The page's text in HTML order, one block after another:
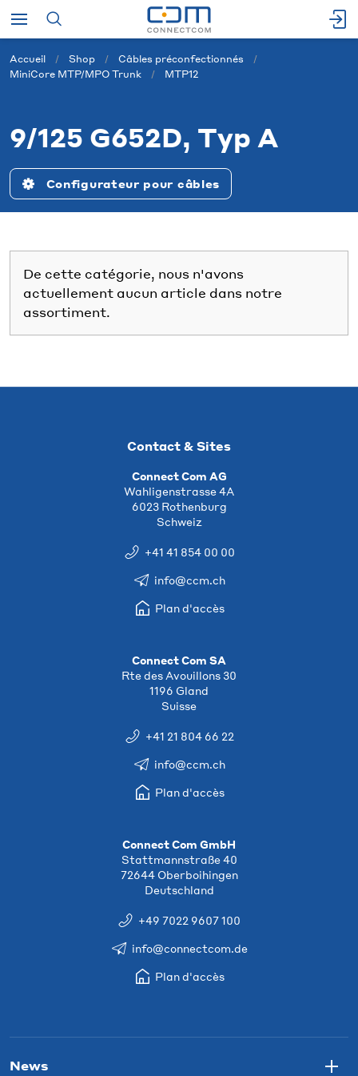
Accueil Shop
Câbles préconfectionnés
MiniCore MTP/MPO Trunk
MTP12
9/125 G652D, Typ A
Configurateur pour câbles
De cette catégorie, nous n'avons
actuellement aucun article dans notre
assortiment.
Contact & Sites
Connect Com AG
Wahligenstrasse 4A
6023 Rothenburg
Schweiz
+41 41 854 00 00
info@ccm.ch
Plan d'accès
Connect Com SA
Rte des Avouillons 30
1196 Gland
Suisse
+41 21 804 66 22
info@ccm.ch
Plan d'accès
Connect Com GmbH
Stattmannstraße 40
72644 Oberboihingen
Deutschland
+49 7022 9607 100
info@connectcom.de
Plan d'accès
News